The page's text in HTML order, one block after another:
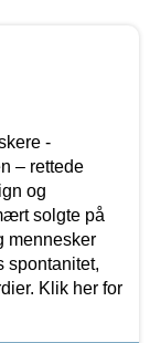
-
– rettede
og
solgte på
mennesker
spontanitet,
Klik her for